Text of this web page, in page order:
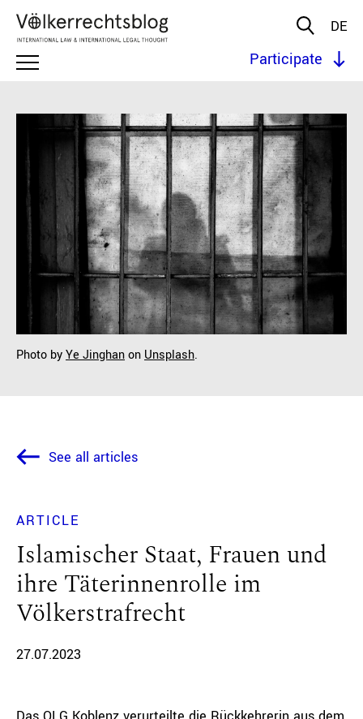
DE
Participate
Photo byYe Jinghanon Unsplash.
See all articles
ARTICLE
Islamischer Staat, Frauen und
ihre Täterinnenrolle im
Völkerstrafrecht
27.07.2023